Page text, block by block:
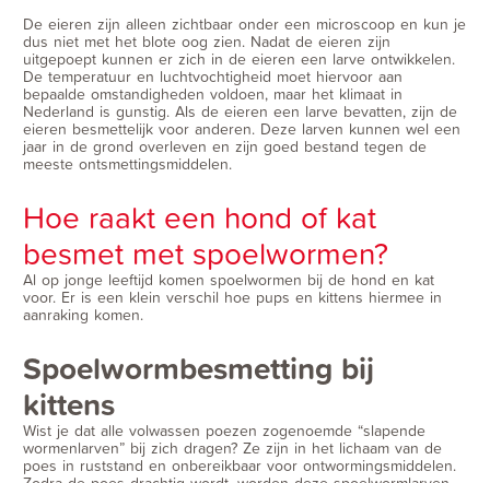
De eieren zijn alleen zichtbaar onder een microscoop en kun je
dus niet met het blote oog zien. Nadat de eieren zijn
uitgepoept kunnen er zich in de eieren een larve ontwikkelen.
De temperatuur en luchtvochtigheid moet hiervoor aan
bepaalde omstandigheden voldoen, maar het klimaat in
Nederland is gunstig. Als de eieren een larve bevatten, zijn de
eieren besmettelijk voor anderen. Deze larven kunnen wel een
jaar in de grond overleven en zijn goed bestand tegen de
meeste ontsmettingsmiddelen.
Hoe raakt een hond of kat
besmet met spoelwormen?
Al op jonge leeftijd komen spoelwormen bij de hond en kat
voor. Er is een klein verschil hoe pups en kittens hiermee in
aanraking komen.
Spoelwormbesmetting bij
kittens
Wist je dat alle volwassen poezen zogenoemde “slapende
wormenlarven” bij zich dragen? Ze zijn in het lichaam van de
poes in ruststand en onbereikbaar voor ontwormingsmiddelen.